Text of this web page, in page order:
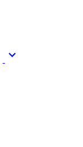
expand_more